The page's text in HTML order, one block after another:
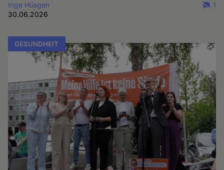
Inge Hüsgen
30.06.2026
1
GESUNDHEIT